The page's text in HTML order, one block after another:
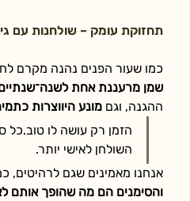
תחזוקת עומק – שולחנות עם
כמו שעור הפנים נהנה מקרם
שמן מרעננת אחת
ההגנה, וגם מונע היווצרות
הזמן רק עושה לו טוב.כל
השולחן לאישי יותר.
אנחנו מאמינים שגם לרהיטים,
והסימנים הם מה שהופך אותם